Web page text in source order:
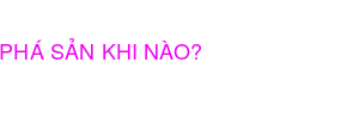
SẢN KHI NÀO?